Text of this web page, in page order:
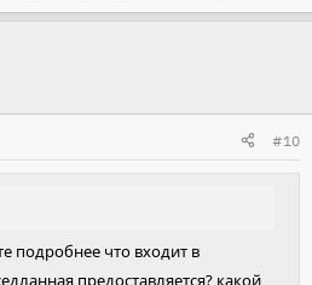
#10
подробнее что входит в
предоставляется? какой